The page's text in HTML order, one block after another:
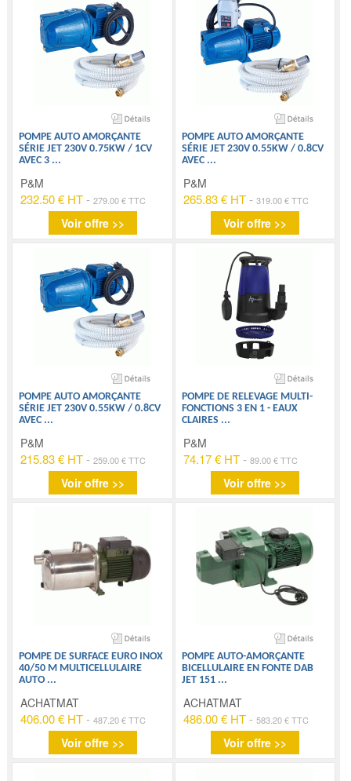
POMPE AUTO AMORÇANTE
SÉRIE JET 230V 0.75KW / 1CV
AVEC 3 ...
P&M
232.50 € HT -279.00 € TTC
Voir offre >>
POMPE AUTO AMORÇANTE
SÉRIE JET 230V 0.55KW / 0.8CV
AVEC ...
P&M
265.83 € HT- 319.00 € TTC
Voir offre >>
POMPE AUTO AMORÇANTE
SÉRIE JET 230V 0.55KW / 0.8CV
AVEC ...
P&M
215.83 € HT -259.00 € TTC
Voir offre >>
POMPE DE RELEVAGE MULTI-
FONCTIONS 3 EN 1 - EAUX
CLAIRES ...
P&M
74.17 € HT- 89.00 € TTC
Voir offre >>
POMPE DE SURFACE EURO INOX
40/50 M MULTICELLULAIRE
AUTO ...
ACHATMAT
406.00 € HT -487.20 € TTC
Voir offre >>
POMPE AUTO-AMORÇANTE
BICELLULAIRE EN FONTE DAB
JET 151 ...
ACHATMAT
486.00 € HT- 583.20 € TTC
Voir offre >>